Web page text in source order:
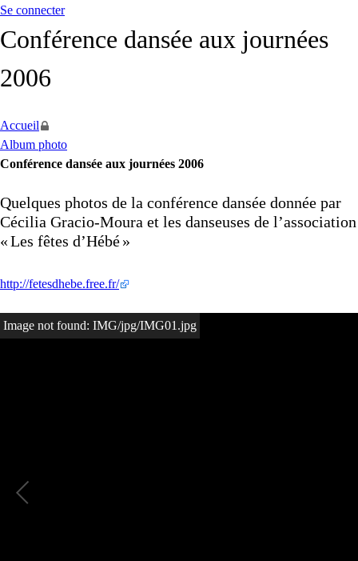
Se connecter
Conférence dansée aux journées
2006
Accueil
Album photo
Conférence dansée aux journées 2006
Quelques photos de la conférence dansée donnée par
Cécilia Gracio-Moura et les danseuses de l’association
«Les fêtes d’Hébé»
http://fetesdhebe.free.fr/
Image not found: IMG/jpg/IMG01.jpg